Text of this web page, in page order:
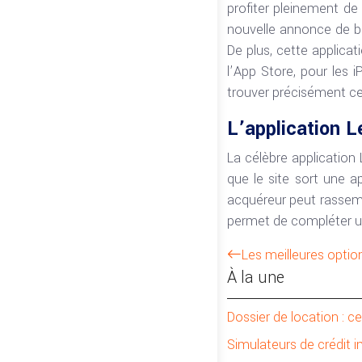
profiter pleinement
nouvelle annonce de
De plus, cette
l’App Store, pour les
trouver précisément
L’application
La célèbre
que le site sort une
acquéreur peut
permet de compléter
Les meilleures
À la une
Dossier de location :
Simulateurs de crédit